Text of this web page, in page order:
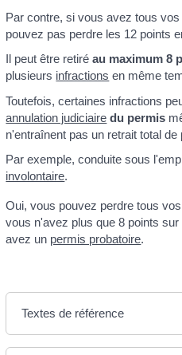
Par contre, si vous avez tous
pouvez pas perdre les 12 points
Il peut être retiréau maximum 8
plusieurs infractions en même
Toutefois, certaines infractions
annulation judiciaire du permis
n'entraînent pas un retrait total de
Par exemple, conduite sous
involontaire.
Oui, vous pouvez perdre tous
vous n'avez plus que 8 points
avez un permis probatoire.
Textes de référence